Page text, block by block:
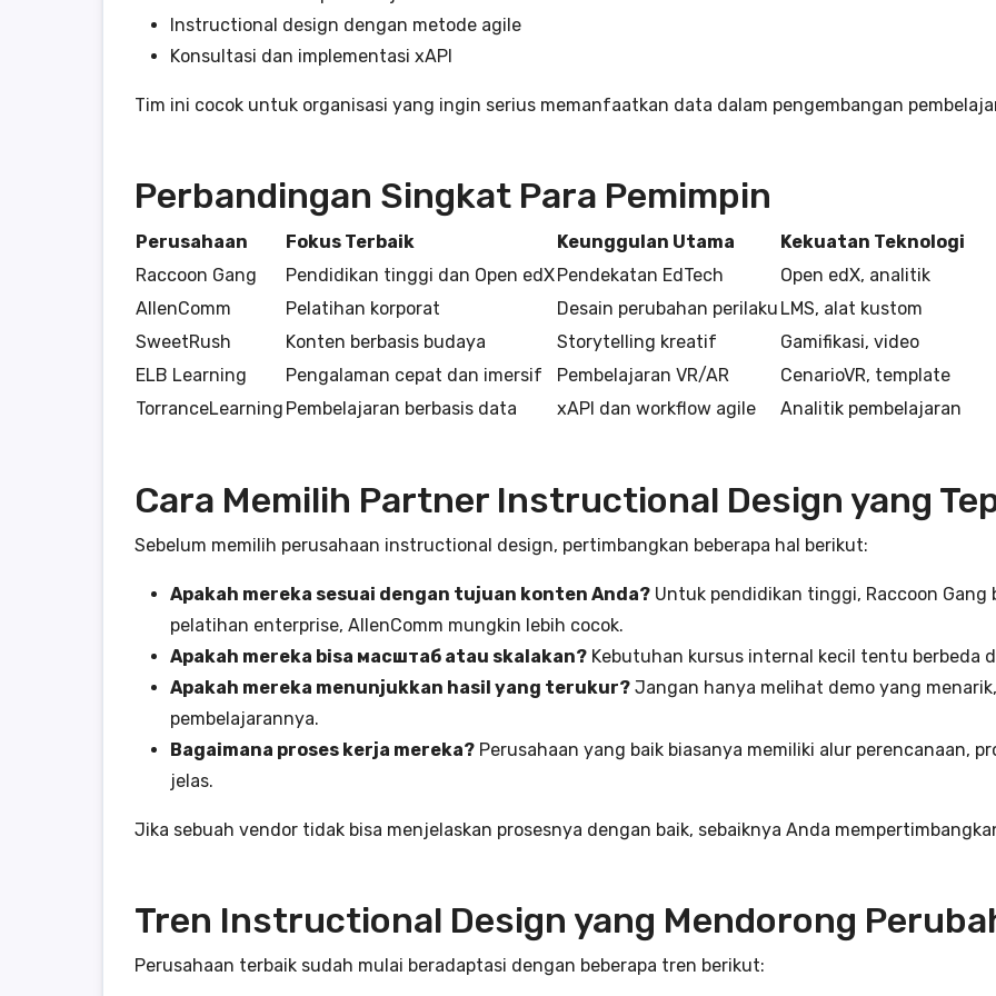
Instructional design dengan metode agile
Konsultasi dan implementasi xAPI
Tim ini cocok untuk organisasi yang ingin serius memanfaatkan data dalam pengembangan
Perbandingan Singkat Para Pemimpin
Perusahaan Fokus Terbaik Keunggulan Utama
Kekuatan Teknologi
Raccoon Gang
Pendidikan tinggi dan Open edXPendekatan EdTech
Open edX, analitik
AllenComm
Pelatihan korporat Desain perubahan perilaku LMS, alat kustom
SweetRush
Konten berbasis budaya Storytelling kreatif
Gamifikasi, video
ELB Learning
Pengalaman cepat dan imersif Pembelajaran VR/AR
CenarioVR, template
TorranceLearning Pembelajaran berbasis data xAPI dan workflow agile Analitik pembelajaran
Cara Memilih Partner Instructional Design yang
Sebelum memilih perusahaan instructional design, pertimbangkan beberapa hal berikut:
Apakah mereka sesuai dengan tujuan konten Anda? Untuk pendidikan tinggi, Raccoon
pelatihan enterprise, AllenComm mungkin lebih cocok.
Apakah mereka bisa масштаб atau skalakan? Kebutuhan kursus internal kecil tentu berbeda
Apakah mereka menunjukkan hasil yang terukur? Jangan hanya melihat demo yang
pembelajarannya.
Bagaimana proses kerja mereka? Perusahaan yang baik biasanya memiliki alur perencanaan,
jelas.
Jika sebuah vendor tidak bisa menjelaskan prosesnya dengan baik, sebaiknya Anda
Tren Instructional Design yang Mendorong
Perusahaan terbaik sudah mulai beradaptasi dengan beberapa tren berikut: